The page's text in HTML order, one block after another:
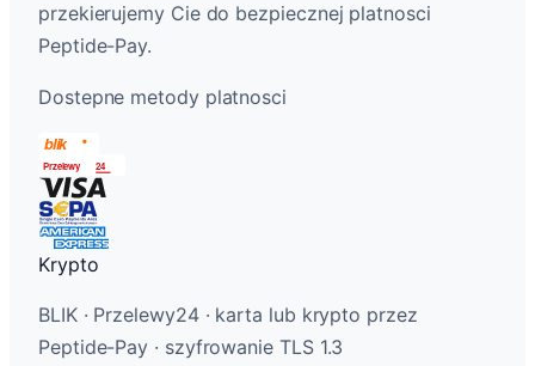
przekierujemy Cie do bezpiecznej platnosci
Peptide-Pay.
Dostepne metody platnosci
Krypto
BLIK · Przelewy24 · karta lub krypto przez
Peptide-Pay · szyfrowanie TLS 1.3